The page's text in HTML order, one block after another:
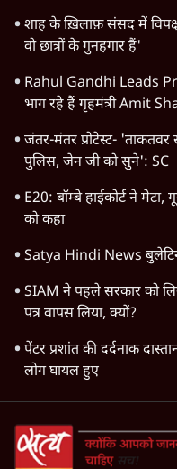
शाह के ख़िलाफ़ संसद में
वो छात्रों के गुनहगार हैं'
Rahul Gandhi Leads
भाग रहे हैं गृहमंत्री Amit
जंतर-मंतर प्रोटेस्ट-
पुलिस, जेन जी को सुने': SC
E20: बॉम्बे हाईकोर्ट ने
को कहा
Satya Hindi News
SIAM ने पहले सरकार को
पत्र वापस लिया, क्यों?
पेंटर प्रशांत की दर्दनाक
लोग घायल हुए